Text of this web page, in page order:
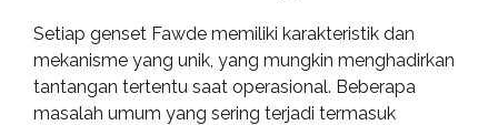
Setiap genset Fawde memiliki karakteristik dan
mekanisme yang unik, yang mungkin menghadirkan
tantangan tertentu saat operasional. Beberapa
masalah umum yang sering terjadi termasuk